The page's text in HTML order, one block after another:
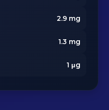
2.9mg
1.3 mg
1 μg